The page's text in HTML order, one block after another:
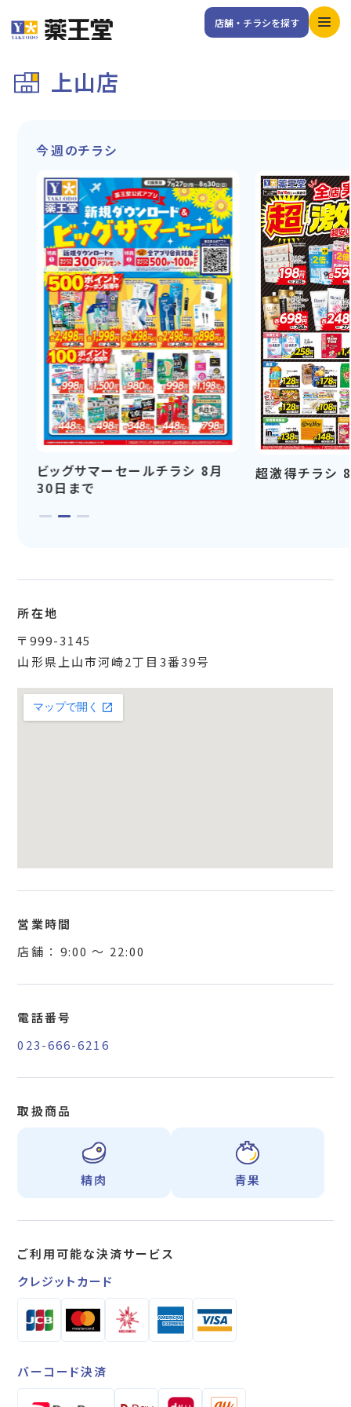
店舗・チラシを探す
上山店
所在地
〒999-3145
山形県上山市河崎2丁目3番39号
営業時間
店舗 ： 9:00 〜 22:00
電話番号
023-666-6216
取扱商品
精肉 青果
ご利用可能な決済サービス
クレジットカード
バーコード決済
今週のチラシ
ビッグサマーセールチラシ 8月
30日まで
超激得チラシ